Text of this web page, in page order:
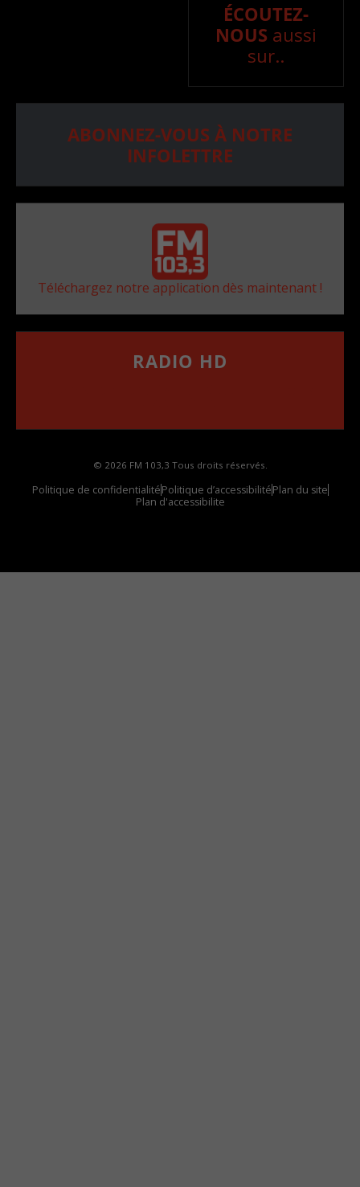
ÉCOUTEZ-
NOUS aussi
sur..
ABONNEZ-VOUS À NOTRE
INFOLETTRE
Téléchargez notre application dès maintenant !
RADIO HD
© 2026 FM 103,3 Tous droits réservés.
Politique de confidentialitéPolitique d’accessibilitéPlan du site
Plan d'accessibilite